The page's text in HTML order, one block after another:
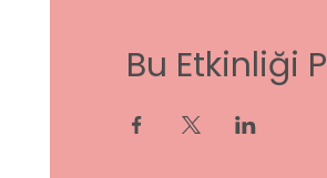
Bu Etkinliği